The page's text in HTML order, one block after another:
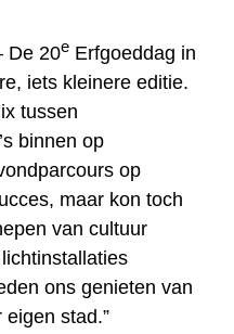
De 20e Erfgoeddag in
iets kleinere editie.
tussen
binnen op
op
maar kon toch
van cultuur
lichtinstallaties
ons genieten van
stad.”